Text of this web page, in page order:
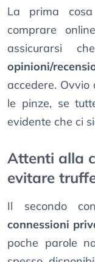
La prima
comprare
assicurarsi
opinioni/
accedere. Ovvio
le pinze, se
evidente che ci
Attenti alla
evitare
Il secondo
connessioni
poche parole